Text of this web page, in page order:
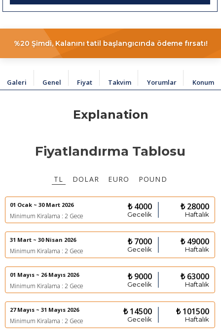
%20 Şimdi, Kalanını tatil başlangıcında ödeme fırsatı!
Galeri Genel Fiyat Takvim Yorumlar Konum
Explanation
Fiyatlandırma Tablosu
TL DOLAR EURO POUND
01 Ocak ~ 30 Mart 2026
Minimum Kiralama : 2 Gece
₺ 4000
Gecelik
₺ 28000
Haftalık
31 Mart ~ 30 Nisan 2026
Minimum Kiralama : 2 Gece
₺ 7000
Gecelik
₺ 49000
Haftalık
01 Mayıs ~ 26 Mayıs 2026
Minimum Kiralama : 2 Gece
₺ 9000
Gecelik
₺ 63000
Haftalık
27 Mayıs ~ 31 Mayıs 2026
Minimum Kiralama : 2 Gece
₺ 14500
Gecelik
₺ 101500
Haftalık